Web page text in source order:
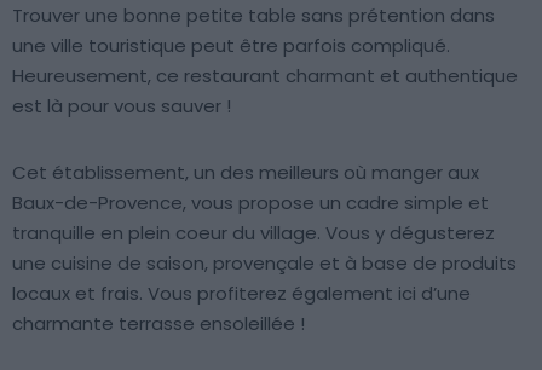
Trouver une bonne petite table sans prétention dans
une ville touristique peut être parfois compliqué.
Heureusement, ce restaurant charmant et authentique
est là pour vous sauver !
Cet établissement, un des meilleurs où manger aux
Baux-de-Provence, vous propose un cadre simple et
tranquille en plein coeur du village. Vous y dégusterez
une cuisine de saison, provençale et à base de produits
locaux et frais. Vous profiterez également ici d’une
charmante terrasse ensoleillée !